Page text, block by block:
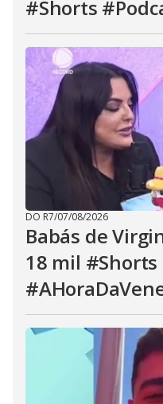
#Shorts
DO R7/07/08/2026
Babás de
18 mil #Shorts